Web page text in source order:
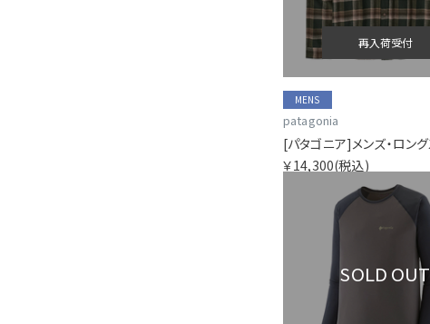
再入荷受付
MENS
patagonia
￥14,300(税込)
SOLD OUT